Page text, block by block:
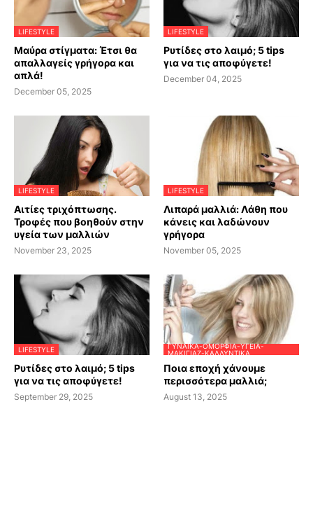
LIFESTYLE
Μαύρα στίγματα: Έτσι θα
απαλλαγείς γρήγορα και
απλά!
December 05, 2025
LIFESTYLE
Ρυτίδες στο λαιμό; 5 tips
για να τις αποφύγετε!
December 04, 2025
LIFESTYLE
Αιτίες τριχόπτωσης.
Τροφές που βοηθούν στην
υγεία των μαλλιών
November 23, 2025
LIFESTYLE
Λιπαρά μαλλιά: Λάθη που
κάνεις και λαδώνουν
γρήγορα
November 05, 2025
LIFESTYLE
Ρυτίδες στο λαιμό; 5 tips
για να τις αποφύγετε!
September 29, 2025
ΓΥΝΑΊΚΑ-ΟΜΟΡΦΙΆ-ΥΓΕΊΑ-
ΜΑΚΙΓΙΆΖ-ΚΑΛΛΥΝΤΙΚΆ
Ποια εποχή χάνουμε
περισσότερα μαλλιά;
August 13, 2025